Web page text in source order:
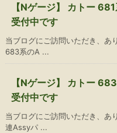
【Nゲージ】 カトー
受付中です
当ブログにご訪問いただき、あ
683系のA ...
【Nゲージ】 カトー
受付中です
当ブログにご訪問いただき、あ
連Assyパ ...